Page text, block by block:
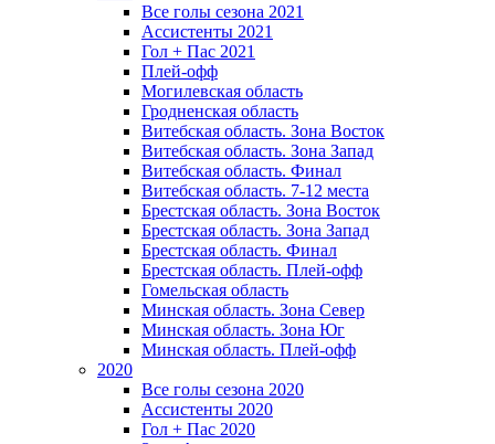
Все голы сезона 2021
Ассистенты 2021
Гол + Пас 2021
Плей-офф
Могилевская область
Гродненская область
Витебская область. Зона Восток
Витебская область. Зона Запад
Витебская область. Финал
Витебская область. 7-12 места
Брестская область. Зона Восток
Брестская область. Зона Запад
Брестская область. Финал
Брестская область. Плей-офф
Гомельская область
Минская область. Зона Север
Минская область. Зона Юг
Минская область. Плей-офф
2020
Все голы сезона 2020
Ассистенты 2020
Гол + Пас 2020